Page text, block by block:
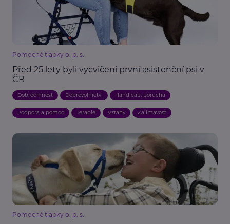
Pomocné tlapky o. p. s.
Před 25 lety byli vycvičeni první asistenční psi v
ČR
Dobročinnost Dobrovolnictví Handicap, porucha
Podpora a pomoc Terapie Vztahy Zajímavost
Pomocné tlapky o. p. s.